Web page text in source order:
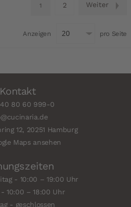
Sie lesen gerade Seite
1 Seite
2 Weiter
Anzeigen pro Seite
Kontakt
80 60 999-0
12, 20251 Hamburg
Maps ansehen
- 10:00 – 19:00 Uhr
- 10:00 – 18:00 Uhr
- geschlossen